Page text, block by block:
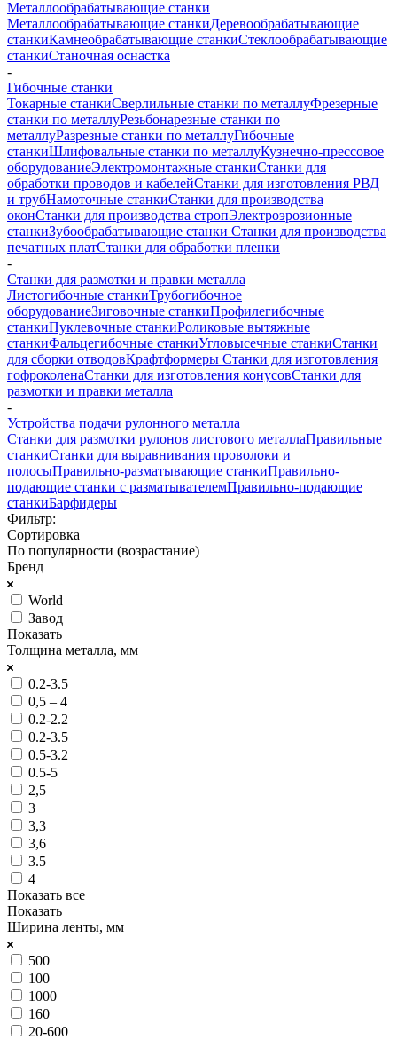
Металлообрабатывающие станки
Металлообрабатывающие станкиДеревообрабатывающие
станкиКамнеобрабатывающие станкиСтеклообрабатывающие
станкиСтаночная оснастка
-
Гибочные станки
Токарные станкиСверлильные станки по металлуФрезерные
станки по металлуРезьбонарезные станки по
металлуРазрезные станки по металлуГибочные
станкиШлифовальные станки по металлуКузнечно-прессовое
оборудованиеЭлектромонтажные станкиСтанки для
обработки проводов и кабелейСтанки для изготовления РВД
и трубНамоточные станкиСтанки для производства
оконСтанки для производства стропЭлектроэрозионные
станкиЗубообрабатывающие станки Станки для производства
печатных платСтанки для обработки пленки
-
Станки для размотки и правки металла
Листогибочные станкиТрубогибочное
оборудованиеЗиговочные станкиПрофилегибочные
станкиПуклевочные станкиРоликовые вытяжные
станкиФальцегибочные станкиУгловысечные станкиСтанки
для сборки отводовКрафтформеры Станки для изготовления
гофроколенаСтанки для изготовления конусовСтанки для
размотки и правки металла
-
Устройства подачи рулонного металла
Станки для размотки рулонов листового металлаПравильные
станкиСтанки для выравнивания проволоки и
полосыПравильно-разматывающие станкиПравильно-
подающие станки с разматывателемПравильно-подающие
станкиБарфидеры
Фильтр:
Сортировка
По популярности (возрастание)
Бренд
World
Завод
Показать
Толщина металла, мм
0.2-3.5
0,5 – 4
0.2-2.2
0.2-3.5
0.5-3.2
0.5-5
2,5
3
3,3
3,6
3.5
4
Показать все
Показать
Ширина ленты, мм
500
100
1000
160
20-600